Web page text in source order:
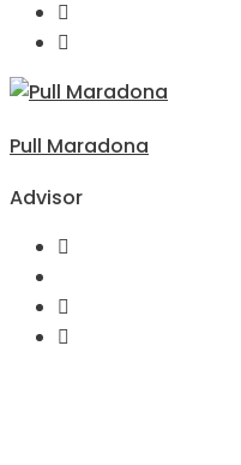
Pull Maradona
Advisor